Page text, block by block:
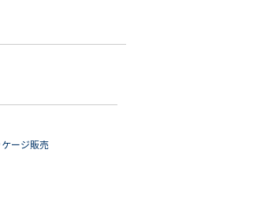
ージ販売